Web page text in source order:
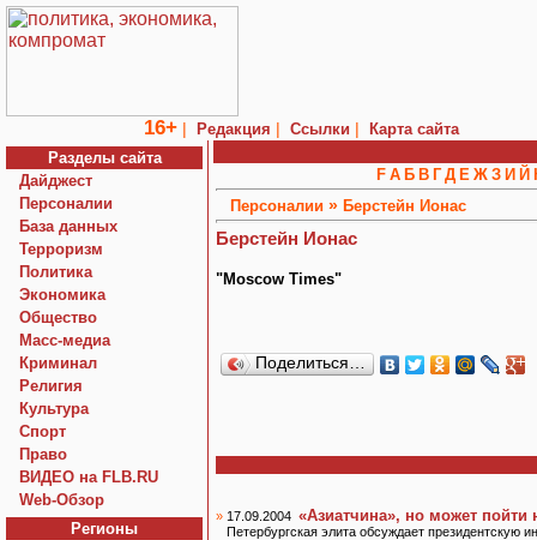
16+ | Редакция | Ссылки |
Карта сайта
Разделы сайта
Дайджест
Персоналии
База данных
Терроризм
Политика
Экономика
Общество
Macc-медиа
Криминал
Религия
Культура
Спорт
Право
ВИДЕО на FLB.RU
Web-Обзор
Регионы
F А Б В Г Д Е Ж З И Й
Персоналии » Берстейн Ионас
Берстейн Ионас
"Moscow Times"
Поделиться…
» 17.09.2004 «Азиатчина», но может пойти
Петербургская элита обсуждает президентскую